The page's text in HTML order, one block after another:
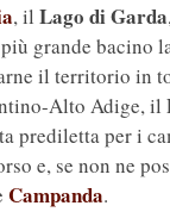
, il Lago di Garda
grande bacino
il territorio in
Alto Adige, il
prediletta per i
e, se non ne
Campanda.